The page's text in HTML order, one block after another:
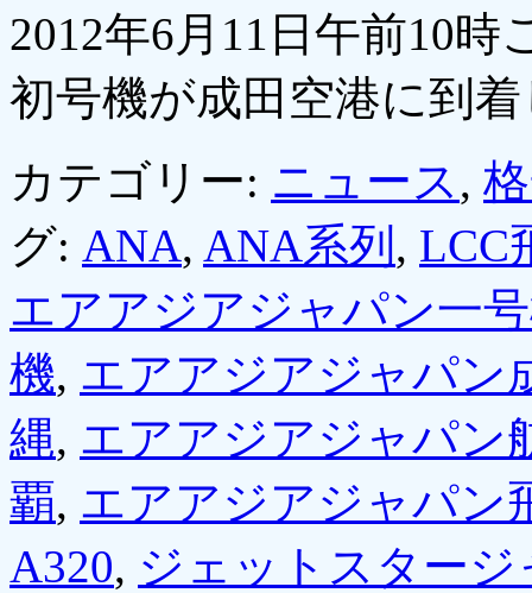
2012年6月11日午前10
初号機が成田空港に到
カテゴリー: ニュース,
グ: ANA, ANA系列 , LCC
エアアジアジャパン一
機, エアアジアジャパン
縄, エアアジアジャパン
覇, エアアジアジャパン
A320, ジェットスタージ